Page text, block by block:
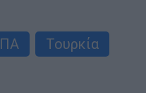
Τουρκία